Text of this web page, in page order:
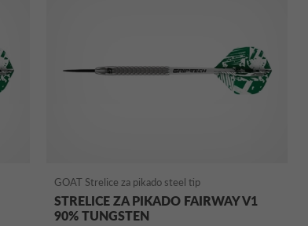
GOAT Strelice za pikado steel tip
STRELICE ZA PIKADO FAIRWAY V1
90% TUNGSTEN